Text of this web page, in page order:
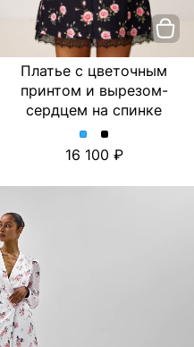
Платье с цветочным
принтом и вырезом-
сердцем на спинке
Платье
с
принтом
Платье
с
принтом
16 100